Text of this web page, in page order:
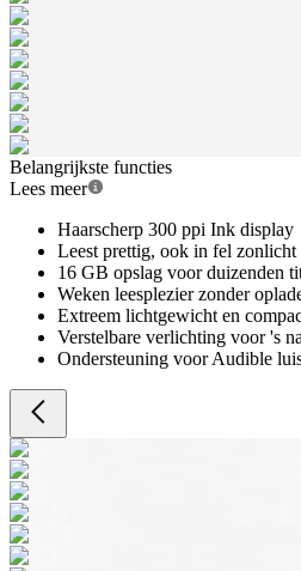
Belangrijkste functies
Lees meer
Haarscherp 300 ppi Ink display
Leest prettig, ook in fel zonlicht
16 GB opslag voor duizenden
Weken leesplezier zonder
Extreem lichtgewicht en
Verstelbare verlichting voor 's
Ondersteuning voor Audible